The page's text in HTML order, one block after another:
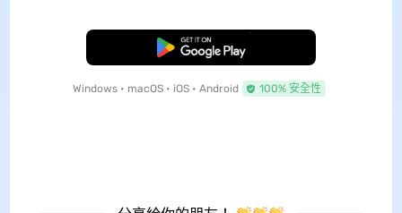
免費下載
Windows • macOS • iOS • Android 100% 安全性